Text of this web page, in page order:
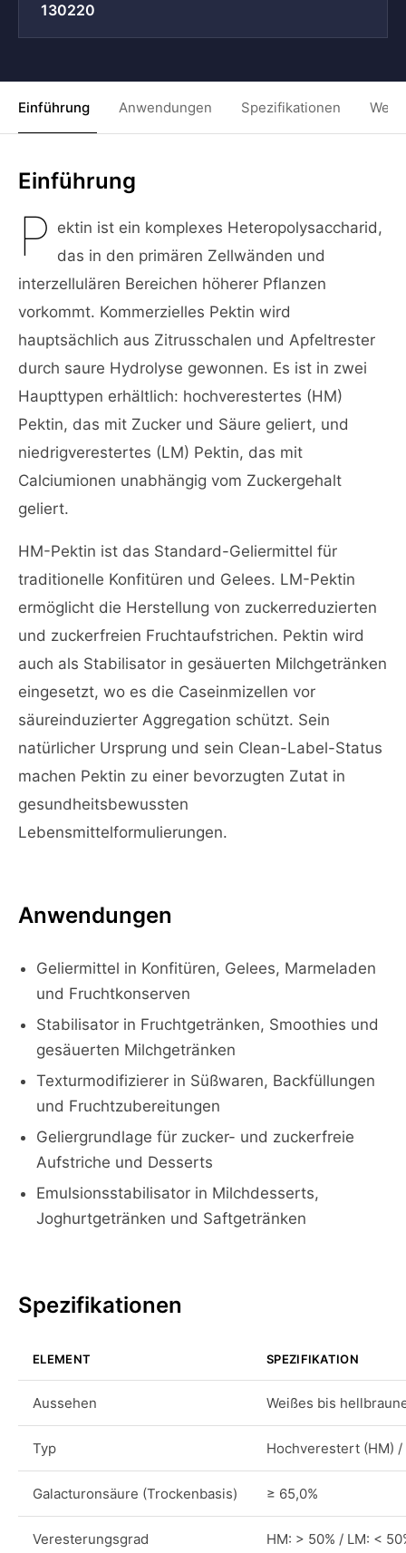
130220
Einführung Anwendungen Spezifikationen
Einführung
P ektin ist ein komplexes Heteropolysaccharid,
das in den primären Zellwänden und
interzellulären Bereichen höherer Pflanzen
vorkommt. Kommerzielles Pektin wird
hauptsächlich aus Zitrusschalen und Apfeltrester
durch saure Hydrolyse gewonnen. Es ist in zwei
Haupttypen erhältlich: hochverestertes (HM)
Pektin, das mit Zucker und Säure geliert, und
niedrigverestertes (LM) Pektin, das mit
Calciumionen unabhängig vom Zuckergehalt
geliert.
HM-Pektin ist das Standard-Geliermittel für
traditionelle Konfitüren und Gelees. LM-Pektin
ermöglicht die Herstellung von zuckerreduzierten
und zuckerfreien Fruchtaufstrichen. Pektin wird
auch als Stabilisator in gesäuerten Milchgetränken
eingesetzt, wo es die Caseinmizellen vor
säureinduzierter Aggregation schützt. Sein
natürlicher Ursprung und sein Clean-Label-Status
machen Pektin zu einer bevorzugten Zutat in
gesundheitsbewussten
Lebensmittelformulierungen.
Anwendungen
Geliermittel in Konfitüren, Gelees, Marmeladen
und Fruchtkonserven
Stabilisator in Fruchtgetränken, Smoothies und
gesäuerten Milchgetränken
Texturmodifizierer in Süßwaren, Backfüllungen
und Fruchtzubereitungen
Geliergrundlage für zucker- und zuckerfreie
Aufstriche und Desserts
Emulsionsstabilisator in Milchdesserts,
Joghurtgetränken und Saftgetränken
Spezifikationen
ELEMENT SPEZIFIKATION
Aussehen Weißes bis
Typ Hochverestert (HM)
Galacturonsäure (Trockenbasis) ≥ 65,0%
Veresterungsgrad HM: > 50% / LM: <